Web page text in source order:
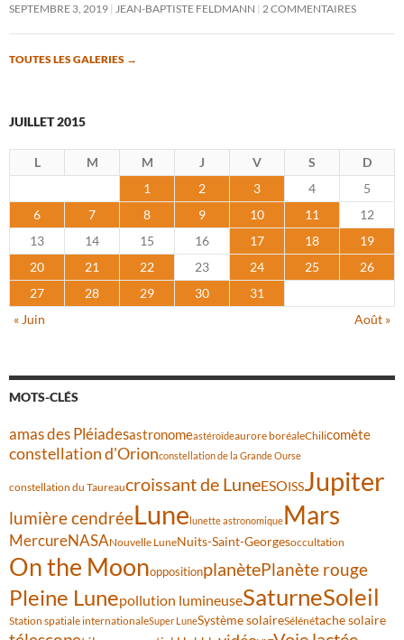
SEPTEMBRE 3, 2019
JEAN-BAPTISTE FELDMANN 2 COMMENTAIRES
TOUTES LES GALERIES →
JUILLET 2015
L M M J V S
D
1
2 3 4
5
6
7 8 9 10 11
12
13
14 15 16 17 18
19
20
21 22 23 24 25
26
27
28 29 30
31
« Juin
Août »
MOTS-CLÉS
amas des Pléiadesastronomeastéroïdeaurore boréaleChilicomète
constellation d'Orionconstellation de la Grande Ourse
constellation du Taureaucroissant de LuneESOISSJupiter
lumière cendréeLunelunette astronomiqueMars
MercureNASANouvelle LuneNuits-Saint-Georgesoccultation
On the MoonoppositionplanètePlanète rouge
Pleine Lunepollution lumineuseSaturneSoleil
Station spatiale internationaleSuper LuneSystème solaireSélénétache solaire